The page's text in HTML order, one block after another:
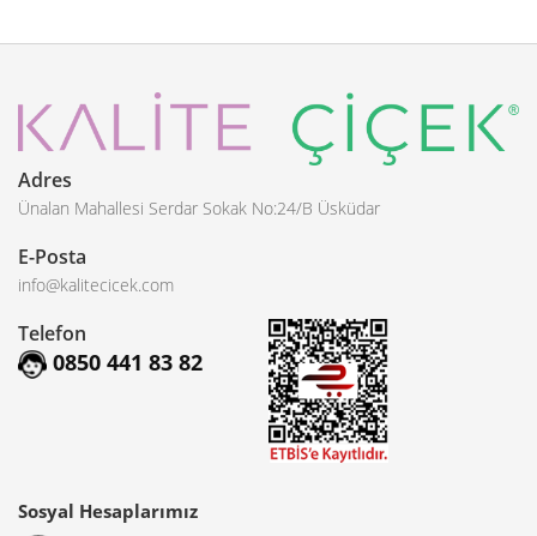
Adres
Ünalan Mahallesi Serdar Sokak No:24/B Üsküdar
E-Posta
info@kalitecicek.com
Telefon
0850 441 83 82
Sosyal Hesaplarımız